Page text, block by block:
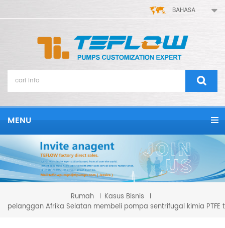
BAHASA
MENU
Rumah
Kasus Bisnis
pelanggan Afrika Selatan membeli pompa sentrifugal kimia